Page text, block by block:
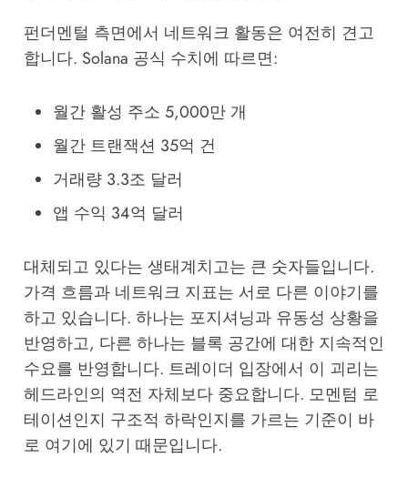
펀더멘털 측면에서 네트워크 활동은 여전히 견고
합니다. Solana 공식 수치에 따르면:
월간 활성 주소 5,000만 개
월간 트랜잭션 35억 건
거래량 3.3조 달러
앱 수익 34억 달러
대체되고 있다는 생태계치고는 큰 숫자들입니다.
가격 흐름과 네트워크 지표는 서로 다른 이야기를
하고 있습니다. 하나는 포지셔닝과 유동성 상황을
반영하고, 다른 하나는 블록 공간에 대한 지속적인
수요를 반영합니다. 트레이더 입장에서 이 괴리는
헤드라인의 역전 자체보다 중요합니다. 모멘텀 로
테이션인지 구조적 하락인지를 가르는 기준이 바
로 여기에 있기 때문입니다.